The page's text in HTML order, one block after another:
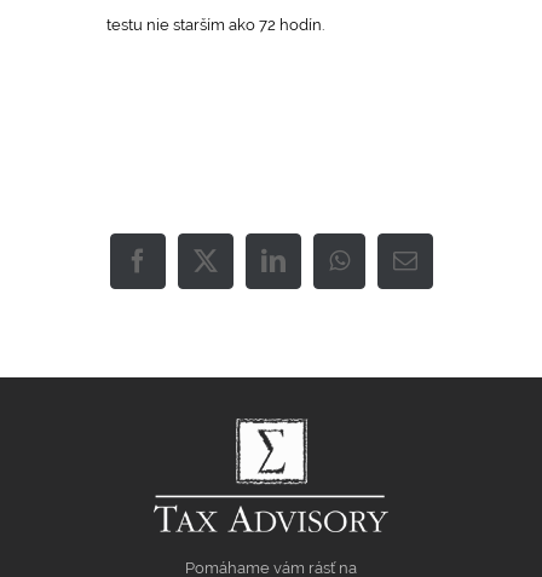
testu nie starším ako 72 hodín.
Facebook
X LinkedInWhatsAppEmail
Pomáhame vám rásť na